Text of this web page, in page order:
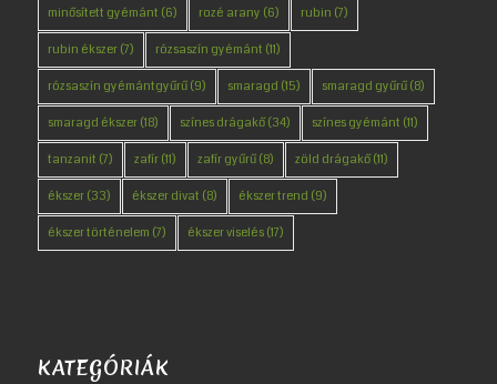
minősített gyémánt (6) rozé arany (6) rubin (7)
rubin ékszer(7) rózsaszín gyémánt (11)
rózsaszín gyémántgyűrű(9) smaragd (15) smaragd gyűrű(8)
smaragd ékszer(18) színes drágakő(34) színes gyémánt (11)
tanzanit (7) zafír(11) zafír gyűrű(8) zöld drágakő(11)
ékszer(33) ékszer divat (8) ékszer trend (9)
ékszer történelem (7) ékszer viselés(17)
KATEGÓRIÁK